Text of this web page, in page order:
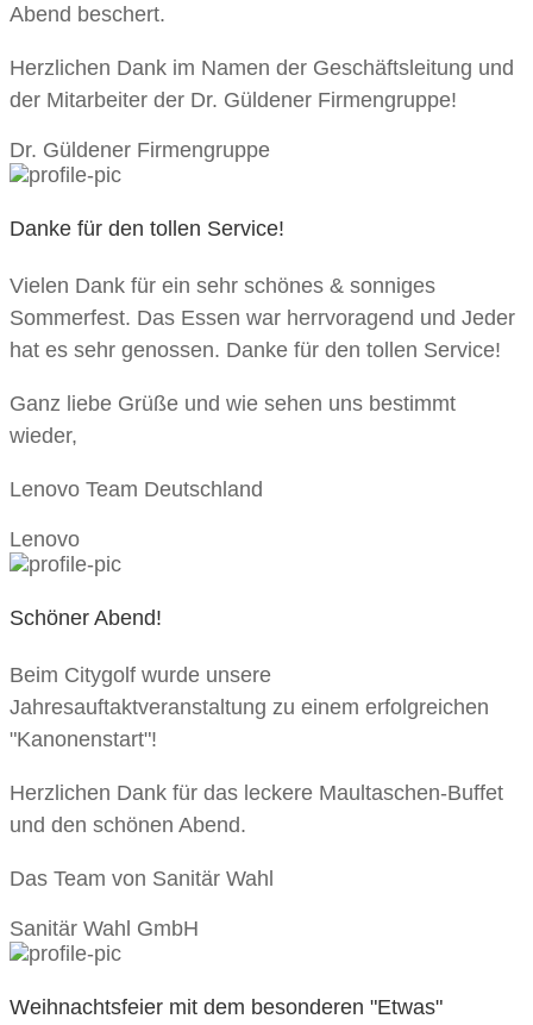
Abend beschert.
Herzlichen Dank im Namen der Geschäftsleitung und
der Mitarbeiter der Dr. Güldener Firmengruppe!
Dr. Güldener Firmengruppe
Danke für den tollen Service!
Vielen Dank für ein sehr schönes & sonniges
Sommerfest. Das Essen war herrvoragend und Jeder
hat es sehr genossen. Danke für den tollen Service!
Ganz liebe Grüße und wie sehen uns bestimmt
wieder,
Lenovo Team Deutschland
Lenovo
Schöner Abend!
Beim Citygolf wurde unsere
Jahresauftaktveranstaltung zu einem erfolgreichen
"Kanonenstart"!
Herzlichen Dank für das leckere Maultaschen-Buffet
und den schönen Abend.
Das Team von Sanitär Wahl
Sanitär Wahl GmbH
Weihnachtsfeier mit dem besonderen "Etwas"